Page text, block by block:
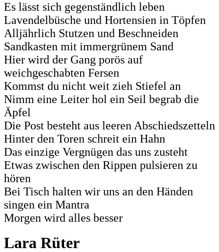
Es lässt sich gegenständlich leben
Lavendelbüsche und Hortensien in Töpfen
Alljährlich Stutzen und Beschneiden
Sandkasten mit immergrünem Sand
Hier wird der Gang porös auf
weichgeschabten Fersen
Kommst du nicht weit zieh Stiefel an
Nimm eine Leiter hol ein Seil begrab die
Äpfel
Die Post besteht aus leeren Abschiedszetteln
Hinter den Toren schreit ein Hahn
Das einzige Vergnügen das uns zusteht
Etwas zwischen den Rippen pulsieren zu
hören
Bei Tisch halten wir uns an den Händen
singen ein Mantra
Morgen wird alles besser
Lara Rüter